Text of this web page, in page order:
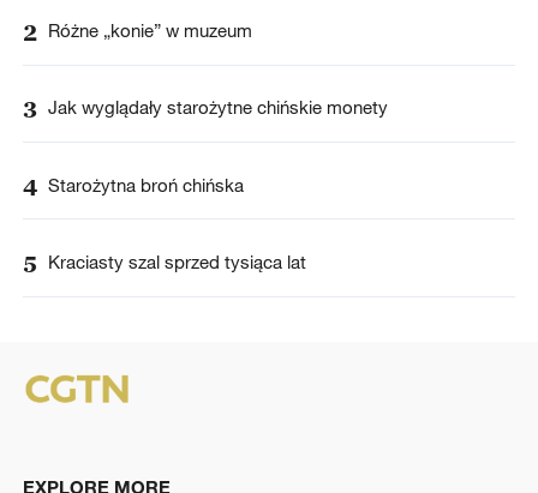
2 Różne „konie” w muzeum
3 Jak wyglądały starożytne chińskie monety
4 Starożytna broń chińska
5 Kraciasty szal sprzed tysiąca lat
EXPLORE MORE